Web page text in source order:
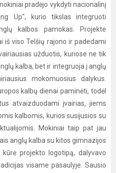
pradėjo vykdyti nacionalinį
Up", kurio tikslas integruoti
kalbos pamokas. Projekte
iš viso Telšių rajono ir padedami
užduotis, kuriose ne tik
kalba, bet ir integruoja į anglų
mokomuosius dalykus.
kalbų dienai paminėti, todėl
atvaizduodami įvairias, jiems
kalbomis, kurios susijusios su
Mokiniai taip pat jau
anglų kalba su kitos gimnazijos
projekto logotipą, dalyvavo
visame pasaulyje. Sausio